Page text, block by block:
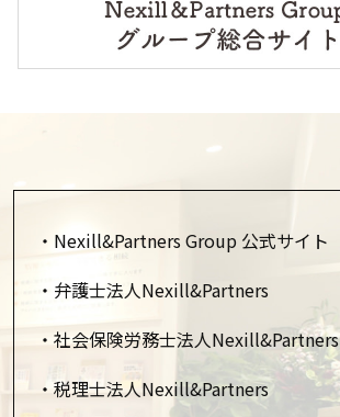
Nexill&Partners Group 公式サイト
弁護士法人Nexill&Partners
社会保険労務士法人Nexill&Partners
税理士法人Nexill&Partners